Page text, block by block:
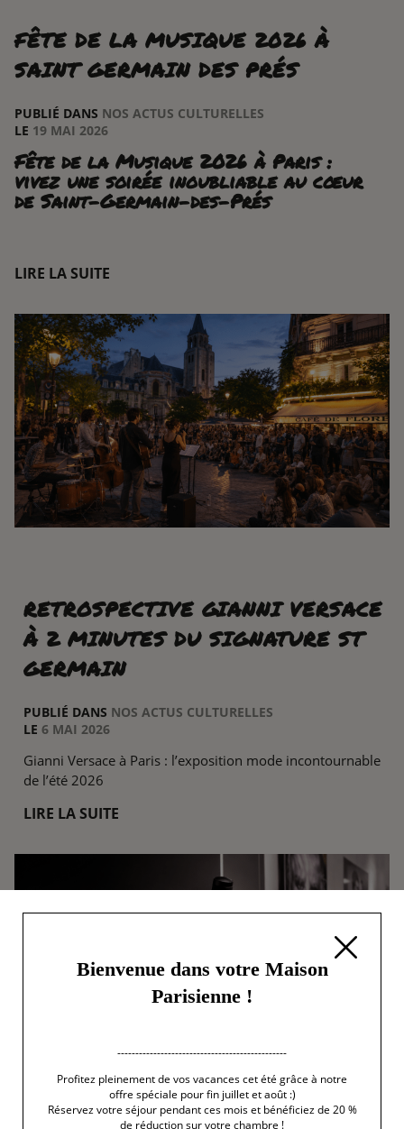
FÊTE DE LA MUSIQUE 2026 À
SAINT GERMAIN DES PRÉS
PUBLIÉ DANS NOS ACTUS CULTURELLES
LE 19 MAI 2026
Fête de la Musique 2026 à Paris :
vivez une soirée inoubliable au cœur
de Saint-Germain-des-Prés
LIRE LA SUITE
RETROSPECTIVE GIANNI VERSACE
À 2 MINUTES DU SIGNATURE ST
GERMAIN
PUBLIÉ DANS NOS ACTUS CULTURELLES
LE 6 MAI 2026
Gianni Versace à Paris : l’exposition mode incontournable
de l’été 2026
LIRE LA SUITE
Bienvenue dans votre Maison
Parisienne !
-----------------------------------------------
Profitez pleinement de vos vacances cet été grâce à notre
offre spéciale pour fin juillet et août :)
Réservez votre séjour pendant ces mois et bénéficiez de 20 %
de réduction sur votre chambre !